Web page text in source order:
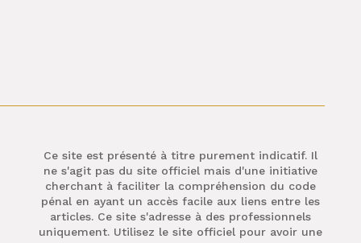
Ce site est présenté à titre purement indicatif. Il
ne s'agit pas du site officiel mais d'une initiative
cherchant à faciliter la compréhension du code
pénal en ayant un accès facile aux liens entre les
articles. Ce site s'adresse à des professionnels
uniquement. Utilisez le site officiel pour avoir une